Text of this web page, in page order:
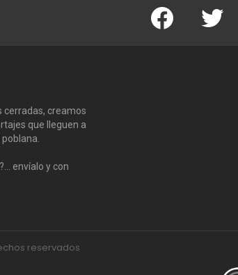
Facebook Twitter
cerradas, creamos
que lleguen a
envíalo y con
reservados